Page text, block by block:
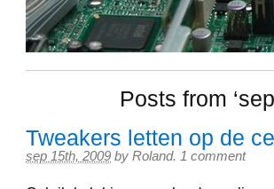
Posts from
Tweakers letten op de
sep 15th, 2009 by Roland. 1 comment